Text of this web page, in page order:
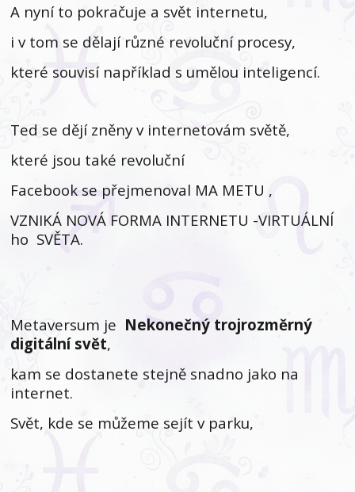
A nyní to pokračuje a svět internetu,
i v tom se dělají různé revoluční procesy,
které souvisí například s umělou inteligencí.
Ted se dějí zněny v internetovám světě,
které jsou také revoluční
Facebook se přejmenoval MA METU ,
VZNIKÁ NOVÁ FORMA INTERNETU -VIRTUÁLNÍ
ho SVĚTA.
Metaversum je Nekonečný trojrozměrný
digitální svět,
kam se dostanete stejně snadno jako na
internet.
Svět, kde se můžeme sejít v parku,